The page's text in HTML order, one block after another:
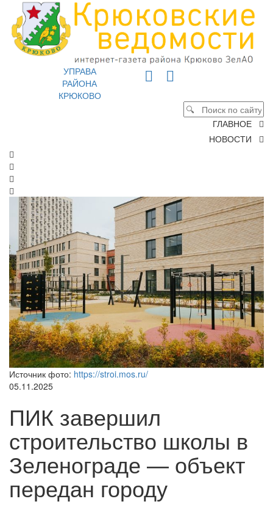
УПРАВА
РАЙОНА
КРЮКОВО
ГЛАВНОЕ
НОВОСТИ
Источник фото: https://stroi.mos.ru/
05.11.2025
ПИК завершил
строительство школы в
Зеленограде — объект
передан городу